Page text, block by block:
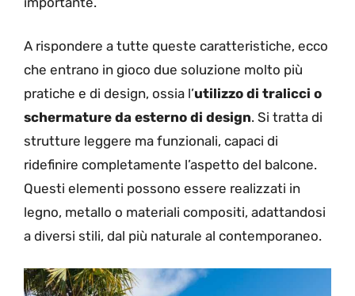
A rispondere a tutte queste caratteristiche, ecco
che entrano in gioco due soluzione molto più
pratiche e di design, ossia l’utilizzo di tralicci o
schermature da esterno di design. Si tratta di
strutture leggere ma funzionali, capaci di
ridefinire completamente l’aspetto del balcone.
Questi elementi possono essere realizzati in
legno, metallo o materiali compositi, adattandosi
a diversi stili, dal più naturale al contemporaneo.